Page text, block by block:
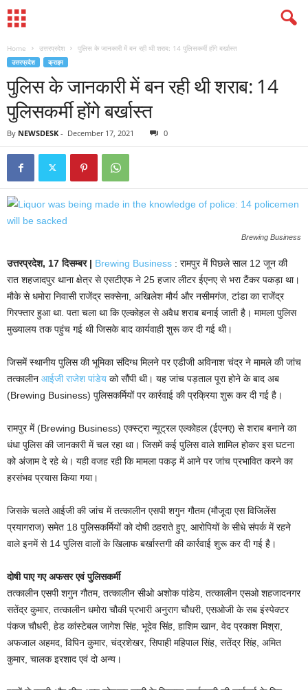
Home उत्तरप्रदेश पुलिस के जानकारी में बन रही थी शराब: 14 पुलिसकर्मी होंगे बर्खास्त
उत्तरप्रदेश क्राइम
पुलिस के जानकारी में बन रही थी शराब: 14
पुलिसकर्मी होंगे बर्खास्त
By NEWSDESK - December 17, 2021 0
Brewing Business
उत्तरप्रदेश, 17 दिसम्बर | Brewing Business : रामपुर में पिछले साल 12 जून की
रात शहजादपुर थाना क्षेत्र से एसटीएफ ने 25 हजार लीटर ईएनए से भरा टैंकर पकड़ा था।
मौके से धमोरा निवासी राजेंद्र सक्सेना, अखिलेश मौर्य और नसीमगंज, टांडा का राजेंद्र
गिरफ्तार हुआ था. पता चला था कि एल्कोहल से अवैध शराब बनाई जाती है। मामला पुलिस
मुख्यालय तक पहुंच गई थी जिसके बाद कार्यवाही शुरू कर दी गई थी।
जिसमें स्थानीय पुलिस की भूमिका संदिग्ध मिलने पर एडीजी अविनाश चंद्र ने मामले की जांच
तत्कालीन आईजी राजेश पांडेय को सौंपी थी। यह जांच पड़ताल पूरा होने के बाद अब
(Brewing Business) पुलिसकर्मियों पर कार्रवाई की प्रक्रिया शुरू कर दी गई है।
रामपुर में (Brewing Business) एक्स्ट्रा न्यूट्रल एल्कोहल (ईएनए) से शराब बनाने का
धंधा पुलिस की जानकारी में चल रहा था। जिसमें कई पुलिस वाले शामिल होकर इस घटना
को अंजाम दे रहे थे। यही वजह रही कि मामला पकड़ में आने पर जांच प्रभावित करने का
हरसंभव प्रयास किया गया।
जिसके चलते आईजी की जांच में तत्कालीन एसपी शगुन गौतम (मौजूदा एस विजिलेंस
प्रयागराज) समेत 18 पुलिसकर्मियों को दोषी ठहराते हुए, आरोपियों के सीधे संपर्क में रहने
वाले इनमें से 14 पुलिस वालों के खिलाफ बर्खास्तगी की कार्रवाई शुरू कर दी गई है।
दोषी पाए गए अफसर एवं पुलिसकर्मी
तत्कालीन एसपी शगुन गौतम, तत्कालीन सीओ अशोक पांडेय, तत्कालीन एसओ शहजादनगर
सतेंद्र कुमार, तत्कालीन धमोरा चौकी प्रभारी अनुराग चौधरी, एसओजी के सब इंस्पेक्टर
पंकज चौधरी, हेड कांस्टेबल जागेश सिंह, भूदेव सिंह, हाशिम खान, वेद प्रकाश मिश्रा,
अफजाल अहमद, विपिन कुमार, चंद्रशेखर, सिपाही महिपाल सिंह, सतेंद्र सिंह, अमित
कुमार, चालक इरशाद एवं दो अन्य।